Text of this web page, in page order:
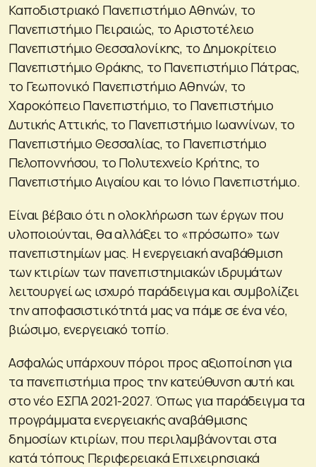
Καποδιστριακό Πανεπιστήμιο Αθηνών, το
Πανεπιστήμιο Πειραιώς, το Αριστοτέλειο
Πανεπιστήμιο Θεσσαλονίκης, το Δημοκρίτειο
Πανεπιστήμιο Θράκης, το Πανεπιστήμιο Πάτρας,
το Γεωπονικό Πανεπιστήμιο Αθηνών, το
Χαροκόπειο Πανεπιστήμιο, το Πανεπιστήμιο
Δυτικής Αττικής, το Πανεπιστήμιο Ιωαννίνων, το
Πανεπιστήμιο Θεσσαλίας, το Πανεπιστήμιο
Πελοποννήσου, το Πολυτεχνείο Κρήτης, το
Πανεπιστήμιο Αιγαίου και το Ιόνιο Πανεπιστήμιο.
Είναι βέβαιο ότι η ολοκλήρωση των έργων που
υλοποιούνται, θα αλλάξει το «πρόσωπο» των
πανεπιστημίων μας. Η ενεργειακή αναβάθμιση
των κτιρίων των πανεπιστημιακών ιδρυμάτων
λειτουργεί ως ισχυρό παράδειγμα και συμβολίζει
την αποφασιστικότητά μας να πάμε σε ένα νέο,
βιώσιμο, ενεργειακό τοπίο.
Ασφαλώς υπάρχουν πόροι προς αξιοποίηση για
τα πανεπιστήμια προς την κατεύθυνση αυτή και
στο νέο ΕΣΠΑ 2021-2027. Όπως για παράδειγμα τα
προγράμματα ενεργειακής αναβάθμισης
δημοσίων κτιρίων, που περιλαμβάνονται στα
κατά τόπους Περιφερειακά Επιχειρησιακά